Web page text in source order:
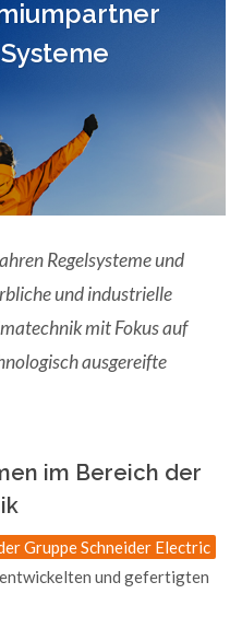
Regelsysteme und
und industrielle
mit Fokus auf
ausgereifte
im Bereich der
Gruppe Schneider Electric
und gefertigten